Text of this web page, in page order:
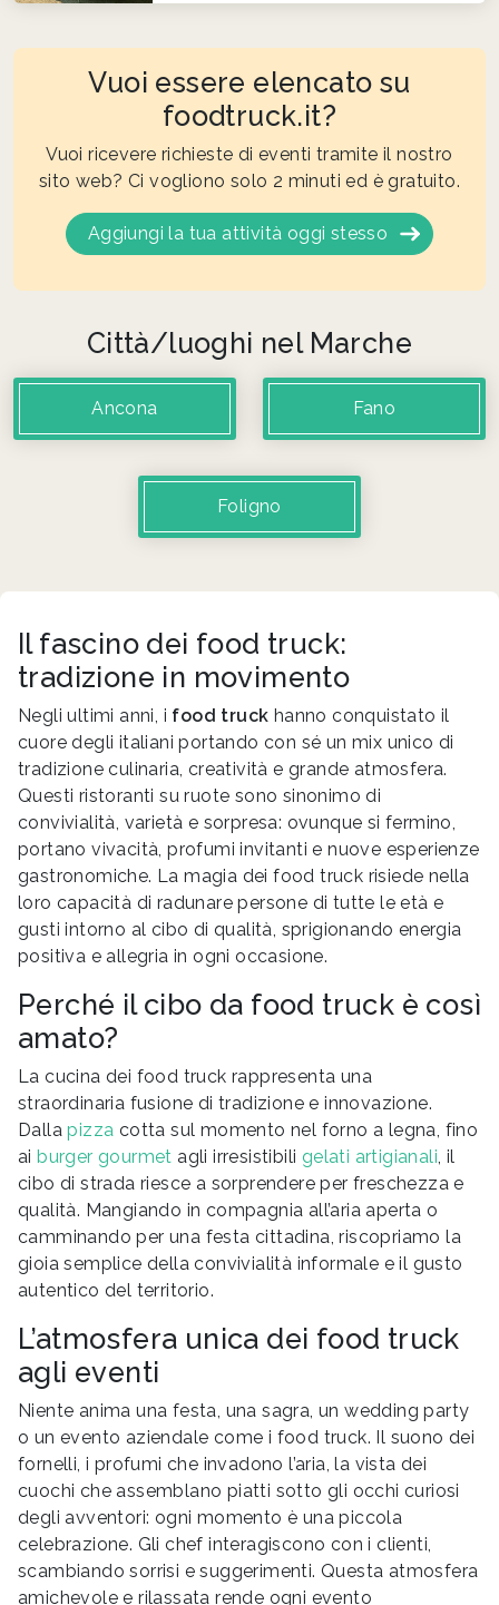
Vuoi essere elencato su
foodtruck.it?
Vuoi ricevere richieste di eventi tramite il nostro
sito web? Ci vogliono solo 2 minuti ed è gratuito.
Aggiungi la tua attività oggi stesso
Città/luoghi nel Marche
Ancona Fano
Foligno
Il fascino dei food truck:
tradizione in movimento
Negli ultimi anni, i food truck hanno conquistato il
cuore degli italiani portando con sé un mix unico di
tradizione culinaria, creatività e grande atmosfera.
Questi ristoranti su ruote sono sinonimo di
convivialità, varietà e sorpresa: ovunque si fermino,
portano vivacità, profumi invitanti e nuove esperienze
gastronomiche. La magia dei food truck risiede nella
loro capacità di radunare persone di tutte le età e
gusti intorno al cibo di qualità, sprigionando energia
positiva e allegria in ogni occasione.
Perché il cibo da food truck è così
amato?
La cucina dei food truck rappresenta una
straordinaria fusione di tradizione e innovazione.
Dallapizza cotta sul momento nel forno a legna, fino
ai burger gourmet agli irresistibili gelati artigianali, il
cibo di strada riesce a sorprendere per freschezza e
qualità. Mangiando in compagnia all’aria aperta o
camminando per una festa cittadina, riscopriamo la
gioia semplice della convivialità informale e il gusto
autentico del territorio.
L’atmosfera unica dei food truck
agli eventi
Niente anima una festa, una sagra, un wedding party
o un evento aziendale come i food truck. Il suono dei
fornelli, i profumi che invadono l’aria, la vista dei
cuochi che assemblano piatti sotto gli occhi curiosi
degli avventori: ogni momento è una piccola
celebrazione. Gli chef interagiscono con i clienti,
scambiando sorrisi e suggerimenti. Questa atmosfera
amichevole e rilassata rende ogni evento